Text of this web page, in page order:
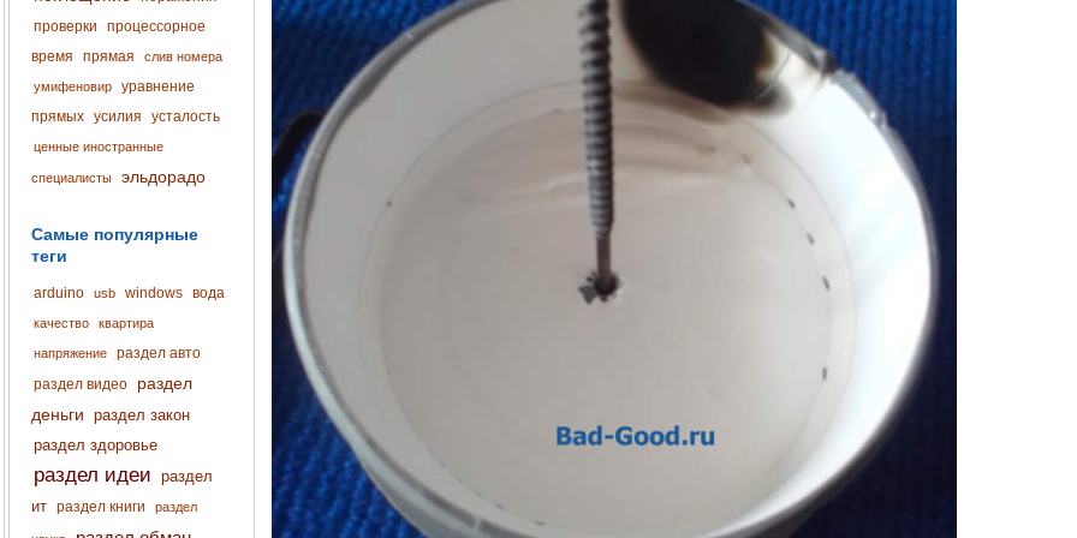
проверки
процессорное
время
прямая слив номера
умифеновир
уравнение
прямых усилия усталость
ценные иностранные
специалисты эльдорадо
Самые популярные
теги
arduino usb windows вода
качество квартира
напряжение
раздел авто
раздел видео
раздел
деньги раздел закон
раздел здоровье
раздел идеи раздел
ит раздел книги раздел